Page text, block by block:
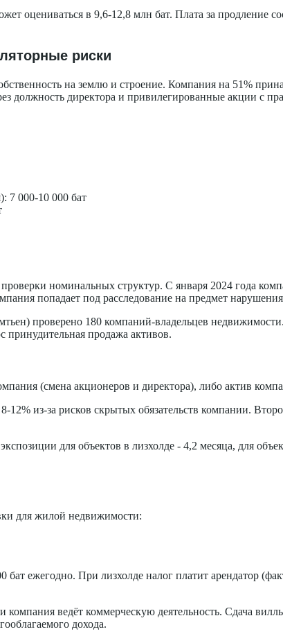
оцениваться в 9,6-12,8 млн бат. Плата за продление
риски
на землю и строение. Компания на 51%
должность директора и привилегированные акции с
7 000-10 000 бат
номинальных структур. С января 2024 года
попадает под расследование на предмет
проверено 180 компаний-владельцев
принудительная продажа активов.
(смена акционеров и директора), либо актив
из-за рисков скрытых обязательств компании.
для объектов в лизхолде - 4,2 месяца, для
для жилой недвижимости:
ежегодно. При лизхолде налог платит арендатор
ведёт коммерческую деятельность. Сдача
дохода.